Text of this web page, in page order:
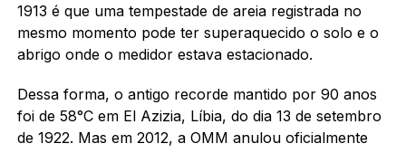
1913 é que uma tempestade de areia registrada no
mesmo momento pode ter superaquecido o solo e o
abrigo onde o medidor estava estacionado.
Dessa forma, o antigo recorde mantido por 90 anos
foi de 58°C em El Azizia, Líbia, do dia 13 de setembro
de 1922. Mas em 2012, a OMM anulou oficialmente